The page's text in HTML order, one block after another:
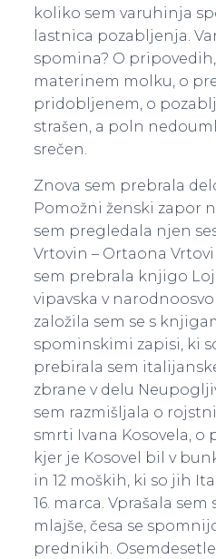
koliko sem varuhinja
lastnica pozabljenja.
spomina? O
materinem molku, o
pridobljenem, o
strašen, a poln
srečen.
Znova sem prebrala
Pomožni ženski zapor
sem pregledala njen
Vrtovin – Ortaona
sem prebrala knjigo
vipavska v
založila sem se s
spominskimi zapisi, ki
prebirala sem
zbrane v delu
sem razmišljala o rojstni
smrti Ivana Kosovela, o
kjer je Kosovel bil v
in 12 moških, ki so jih
16. marca. Vprašala
mlajše, česa se
prednikih.